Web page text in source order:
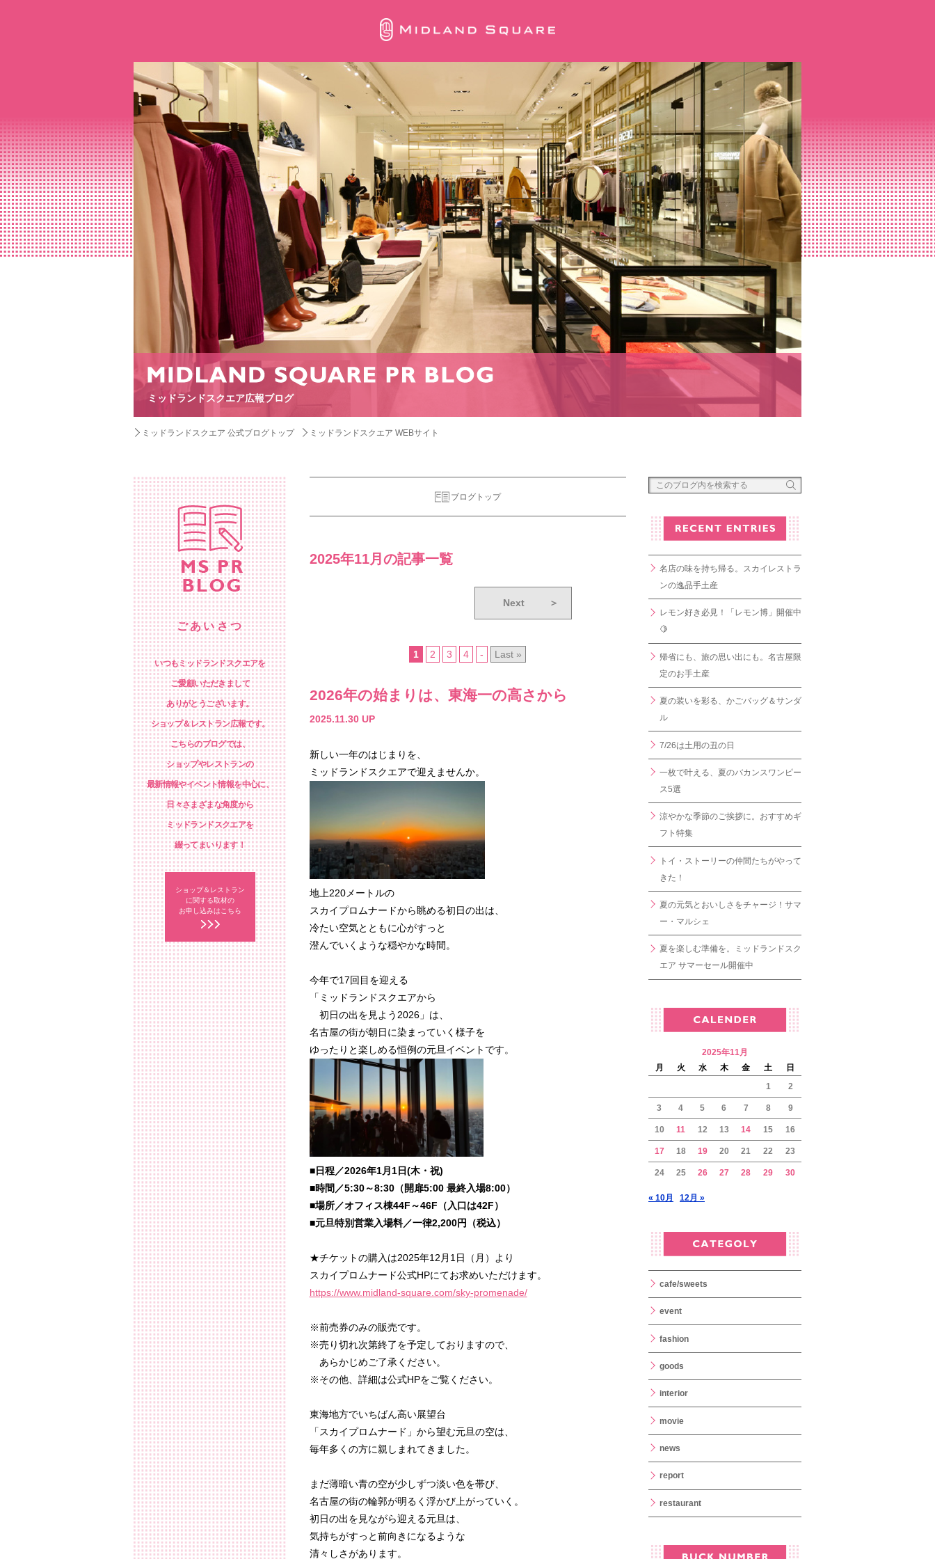
ミッドランドスクエア広報ブログ
ミッドランドスクエア 公式ブログトップ ミッドランドスクエア WEBサイト
ごあいさつ
いつもミッドランドスクエアを
ご愛顧いただきまして
ありがとうございます。
ショップ＆レストラン広報です。
こちらのブログでは、
ショップやレストランの
最新情報やイベント情報を中心に、
日々さまざまな角度から
ミッドランドスクエアを
綴ってまいります！
ショップ＆レストラン
に関する取材の
お申し込みはこちら
ブログトップ
2025年11月の記事一覧
1 2 3 4 -
Next ＞
Last »
2026年の始まりは、東海一の高さから
2025.11.30 UP
新しい一年のはじまりを、
ミッドランドスクエアで迎えませんか。
地上220メートルの
スカイプロムナードから眺める初日の出は、
冷たい空気とともに心がすっと
澄んでいくような穏やかな時間。
今年で17回目を迎える
「ミッドランドスクエアから
初日の出を見よう2026」は、
名古屋の街が朝日に染まっていく様子を
ゆったりと楽しめる恒例の元旦イベントです。
■日程／2026年1月 1日(木・祝)
■時間／5:30～8:30（開扉5:00 最終入場8:00）
■場所／オフィス棟44F ～46F （入口は42F）
■元旦特別営業入場料／一律2,200円（税込）
★チケットの購入は2025年12月1日（月）より
スカイプロムナード公式HPにてお求めいただけます。
https://www.midland-square.com/sky-promenade/
※前売券のみの販売です。
※売り切れ次第終了を予定しておりますので、
あらかじめご了承ください。
※その他、詳細は公式HPをご覧ください。
東海地方でいちばん高い展望台
「スカイプロムナード」から望む元旦の空は、
毎年多くの方に親しまれてきました。
まだ薄暗い青の空が少しずつ淡い色を帯び、
名古屋の街の輪郭が明るく浮かび上がっていく。
初日の出を見ながら迎える元旦は、
気持ちがすっと前向きになるような
清々しさがあります。
名店の味を持ち帰る。スカイレストラ
ンの逸品手土産
レモン好き必見！「レモン博」開催中
🍋
帰省にも、旅の思い出にも。名古屋限
定のお手土産
夏の装いを彩る、かごバッグ＆サンダ
ル
7/26は土用の丑の日
一枚で叶える、夏のバカンスワンピー
ス5選
涼やかな季節のご挨拶に。おすすめギ
フト特集
トイ・ストーリーの仲間たちがやって
きた！
夏の元気とおいしさをチャージ！サマ
ー・マルシェ
夏を楽しむ準備を。ミッドランドスク
エア サマーセール開催中
2025年11月
月
火 水 木 金 土
日
1
2
3 4 5 6 7 8 9
10 11 12 13 14 15 16
17 18 19 20 21 22 23
24 25 26 27 28 29 30
« 10月 12月 »
cafe/sweets
event
fashion
goods
interior
movie
news
report
restaurant